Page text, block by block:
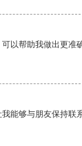
以帮助我做出更准
能够与朋友保持联